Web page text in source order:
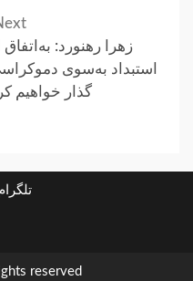
Reading
زهرا رهنورد: به‌اتفاق
استبداد به‌سوی
گذار خواهیم
ما
reserved